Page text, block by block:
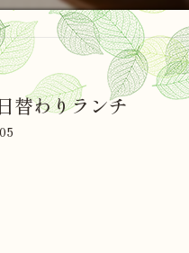
替わりランチ